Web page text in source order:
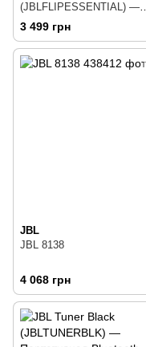
(JBLFLIPESSENTIAL) —
Портативные Bluetooth
колонки 2x8 Вт
3 499 грн
JBL
JBL 8138
4 068 грн